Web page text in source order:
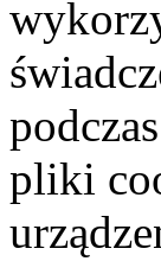
pliki